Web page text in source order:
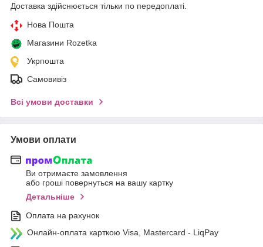
Доставка здійснюється тільки по передоплаті.
Нова Пошта
Магазини Rozetka
Укрпошта
Самовивіз
Всі умови доставки
Умови оплати
Ви отримаєте замовлення
або гроші повернуться на вашу картку
Детальніше
Оплата на рахунок
Онлайн-оплата карткою Visa, Mastercard - LiqPay